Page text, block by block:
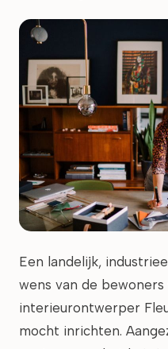
Een landelijk,
wens van de
interieurontwerper
mocht inrichten.